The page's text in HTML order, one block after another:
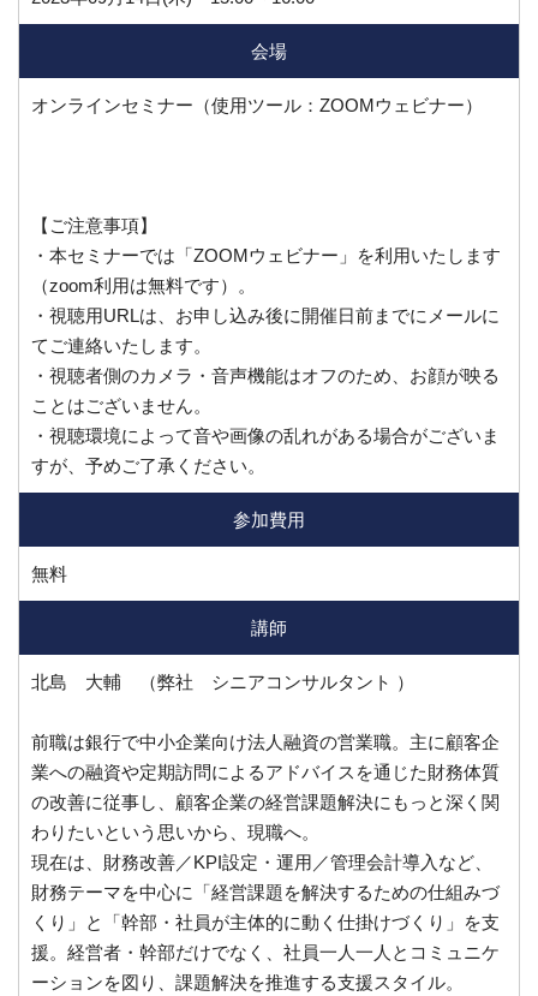
会場
オンラインセミナー（使用ツール：ZOOMウェビナー）
【ご注意事項】
・本セミナーでは「ZOOMウェビナー」を利用いたします
（zoom利用は無料です）。
・視聴用URLは、お申し込み後に開催日前までにメールに
てご連絡いたします。
・視聴者側のカメラ・音声機能はオフのため、お顔が映る
ことはございません。
・視聴環境によって音や画像の乱れがある場合がございま
すが、予めご了承ください。
参加費用
無料
講師
北島 大輔 （弊社 シニアコンサルタント ）
前職は銀行で中小企業向け法人融資の営業職。主に顧客企
業への融資や定期訪問によるアドバイスを通じた財務体質
の改善に従事し、顧客企業の経営課題解決にもっと深く関
わりたいという思いから、現職へ。
現在は、財務改善／KPI設定・運用／管理会計導入など、
財務テーマを中心に「経営課題を解決するための仕組みづ
くり」と「幹部・社員が主体的に動く仕掛けづくり」を支
援。経営者・幹部だけでなく、社員一人一人とコミュニケ
ーションを図り、課題解決を推進する支援スタイル。